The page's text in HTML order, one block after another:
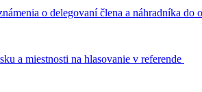
o delegovaní člena a náhradníka
a miestnosti na hlasovanie v referende